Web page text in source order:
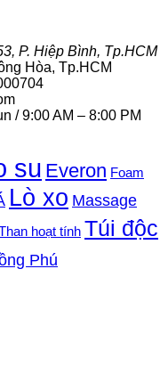
P. Hiệp Bình, Tp.HCM
Hòa, Tp.HCM
/ 9:00 AM – 8:00 PM
su Everon Foam
Lò xo Massage
hoạt tính Túi độc
Phú